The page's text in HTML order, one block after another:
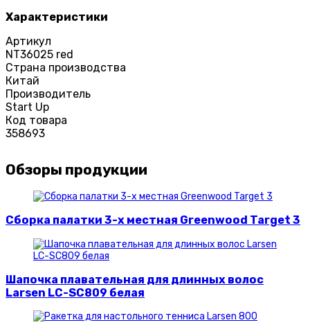
Характеристики
Артикул
NT36025 red
Страна производства
Китай
Производитель
Start Up
Код товара
358693
Обзоры продукции
Сборка палатки 3-х местная Greenwood Target 3
Шапочка плавательная для длинных волос
Larsen LC-SC809 белая